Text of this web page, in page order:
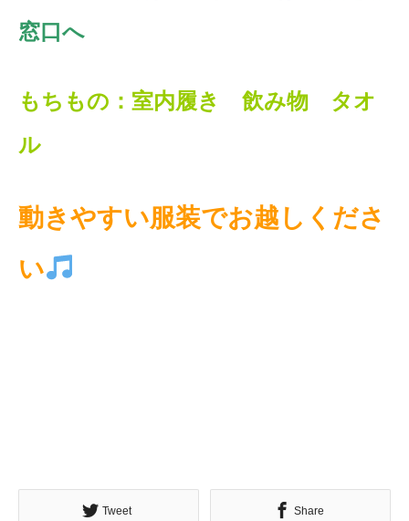
窓口へ
もちもの：室内履き 飲み物 タオ
ル
動きやすい服装でお越しくださ
い
Tweet Share